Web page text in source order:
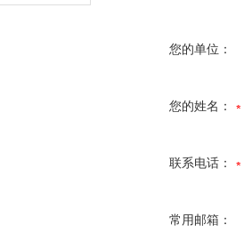
您的单位：
您的姓名：
联系电话：
常用邮箱：